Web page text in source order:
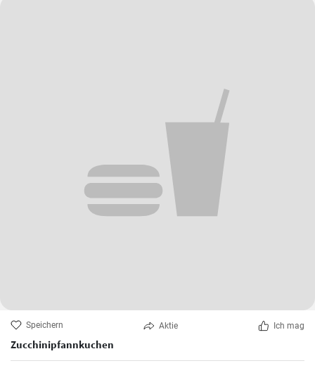
Speichern Aktie Ich mag
Zucchinipfannkuchen